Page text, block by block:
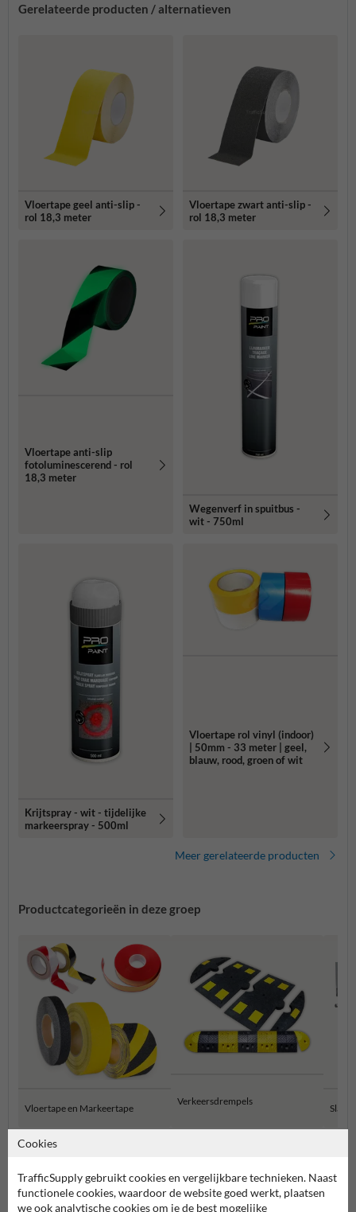
Gerelateerde producten / alternatieven
Vloertape geel anti-slip -
rol 18,3 meter
Vloertape zwart anti-slip -
rol 18,3 meter
Vloertape anti-slip
fotoluminescerend - rol
18,3 meter
Wegenverf in spuitbus -
wit - 750ml
Krijtspray - wit - tijdelijke
markeerspray - 500ml
Vloertape rol vinyl (indoor)
| 50mm - 33 meter | geel,
blauw, rood, groen of wit
Meer gerelateerde producten
Productcategorieën in deze groep
Vloertape en Markeertape
Verkeersdrempels
Cookies
TrafficSupply gebruikt cookies en vergelijkbare technieken. Naast
functionele cookies, waardoor de website goed werkt, plaatsen
we ook analytische cookies om je de best mogelijke